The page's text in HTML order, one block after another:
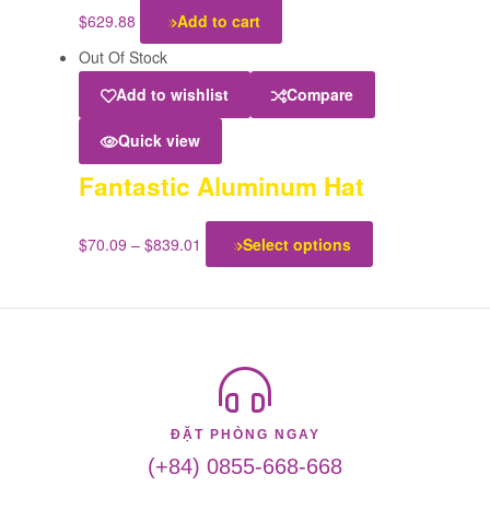
$629.88
Add to cart
Out Of Stock
Add to wishlist
Compare
Quick view
Fantastic Aluminum Hat
$70.09 – $839.01 Select options
ĐẶT PHÒNG NGAY
(+84) 0855-668-668